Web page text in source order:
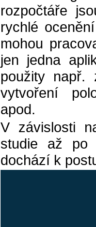
rozpočtáře
rychlé
mohou
jen jedna
použity např.
vytvoření
apod.
V závislosti
studie až po
dochází k